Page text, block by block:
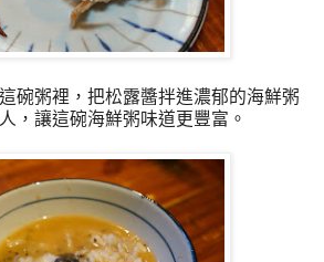
碗粥裡，把松露醬拌進濃郁的海鮮粥
，讓這碗海鮮粥味道更豐富。